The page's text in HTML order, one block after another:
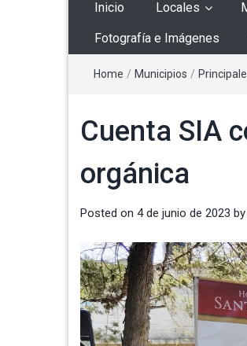
Inicio Locales
Fotografía e Imágenes
Home / Municipios /
Cuenta SIA
orgánica
Posted on 4 de junio de 2023 by